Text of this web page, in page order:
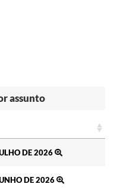
assunto
DE 2026
DE 2026